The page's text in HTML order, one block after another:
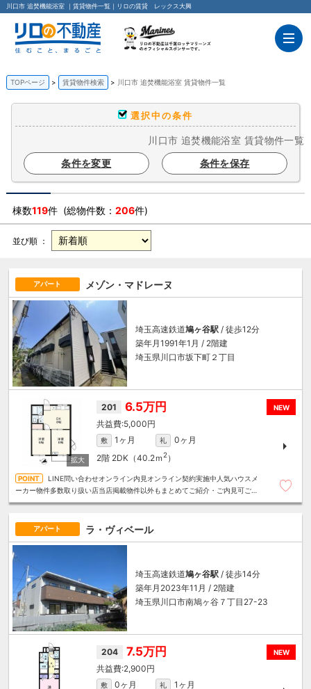
川口市 追焚機能浴室 ｜賃貸物件一覧｜リロの賃貸 レックス大興
TOPページ 賃貸物件検索 川口市 追焚機能浴室 賃貸物件一覧
選択中の条件
川口市 追焚機能浴室 賃貸物件一覧
条件を変更
条件を保存
棟数119件 (総物件数： 206件)
並び順 ：
アパート メゾン・マドレーヌ
埼玉高速鉄道鳩ヶ谷駅 / 徒歩12分
築年月1991年1月 / 2階建
埼玉県川口市坂下町２丁目
NEW
201 6.5万円
5,000円
敷 1ヶ月 礼
0ヶ月
2階 2DK（40.2ｍ2）
LINE問い合わせオンライン内見オンライン契約実施中人気ハウスメ
ーカー物件多数取り扱い店当店掲載物件以外もまとめてご紹介・ご内見可ご予
アパート ラ・ヴィベール
埼玉高速鉄道鳩ヶ谷駅 / 徒歩14分
築年月2023年11月 / 2階建
埼玉県川口市南鳩ヶ谷７丁目27-23
NEW
204 7.5万円
2,900円
敷 0ヶ月 礼
1ヶ月